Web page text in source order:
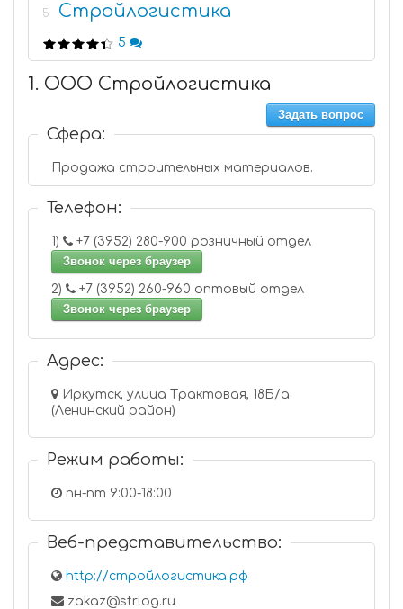
5 Стройлогистика
5
1. ООО Стройлогистика
Задать вопрос
Сфера:
Продажа строительных материалов.
Телефон:
1)
+7 (3952) 280-900 розничный отдел
Звонок через браузер
2)
+7 (3952) 260-960 оптовый отдел
Звонок через браузер
Адрес:
Иркутск, улица Трактовая, 18Б/а
(Ленинский район)
Режим работы:
пн-пт 9:00-18:00
Веб-представительство:
http://стройлогистика.рф
zakaz@strlog.ru